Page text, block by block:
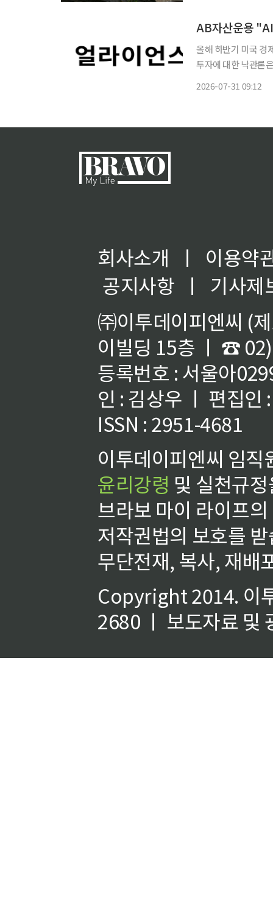
올해 하반기 미국 경
투자에 대한 낙관론
2026-07-31 09:12
회사소개 ㅣ
이용약
공지사항
ㅣ
기사제
㈜이투데이피엔씨 (
이빌딩 15층 ㅣ ☎
등록번호 : 서울아
인 : 김상우 ㅣ 편집인
ISSN : 2951-4681
이투데이피엔씨 임
윤리강령 및 실천규
브라보 마이 라이프
저작권법의 보호를
무단전재, 복사, 재배
Copyright 2014. 이
2680 ㅣ 보도자료